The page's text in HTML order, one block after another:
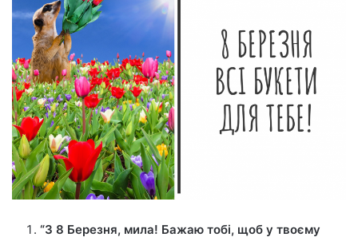
“З 8 Березня, мила! Бажаю тобі, щоб у твоєму